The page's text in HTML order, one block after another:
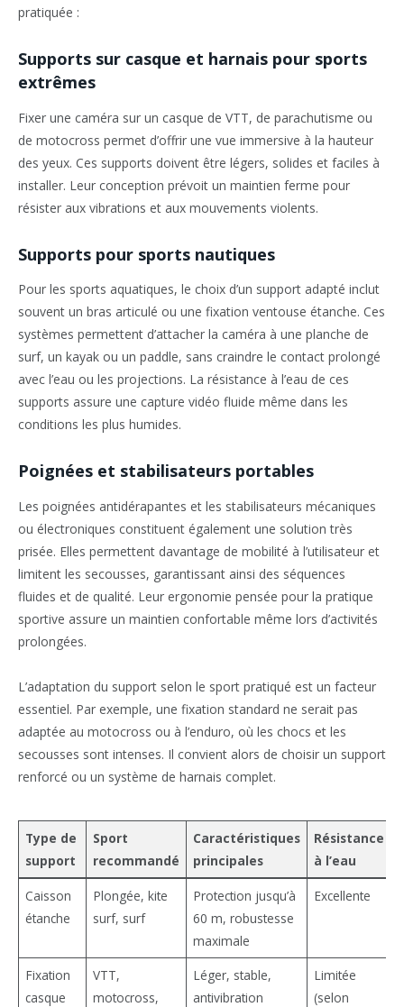
pratiquée :
Supports sur casque et harnais pour sports
extrêmes
Fixer une caméra sur un casque de VTT, de parachutisme ou
de motocross permet d’offrir une vue immersive à la hauteur
des yeux. Ces supports doivent être légers, solides et faciles à
installer. Leur conception prévoit un maintien ferme pour
résister aux vibrations et aux mouvements violents.
Supports pour sports nautiques
Pour les sports aquatiques, le choix d’un support adapté inclut
souvent un bras articulé ou une fixation ventouse étanche. Ces
systèmes permettent d’attacher la caméra à une planche de
surf, un kayak ou un paddle, sans craindre le contact prolongé
avec l’eau ou les projections. La résistance à l’eau de ces
supports assure une capture vidéo fluide même dans les
conditions les plus humides.
Poignées et stabilisateurs portables
Les poignées antidérapantes et les stabilisateurs mécaniques
ou électroniques constituent également une solution très
prisée. Elles permettent davantage de mobilité à l’utilisateur et
limitent les secousses, garantissant ainsi des séquences
fluides et de qualité. Leur ergonomie pensée pour la pratique
sportive assure un maintien confortable même lors d’activités
prolongées.
L’adaptation du support selon le sport pratiqué est un facteur
essentiel. Par exemple, une fixation standard ne serait pas
adaptée au motocross ou à l’enduro, où les chocs et les
secousses sont intenses. Il convient alors de choisir un support
renforcé ou un système de harnais complet.
Type de
support
Sport
recommandé
Caractéristiques
principales
Résistance
à l’eau
Caisson
étanche
Plongée, kite
surf, surf
Protection jusqu’à
60 m, robustesse
maximale
Excellente
Fixation
casque
VTT,
motocross,
Léger, stable,
antivibration
Limitée
(selon